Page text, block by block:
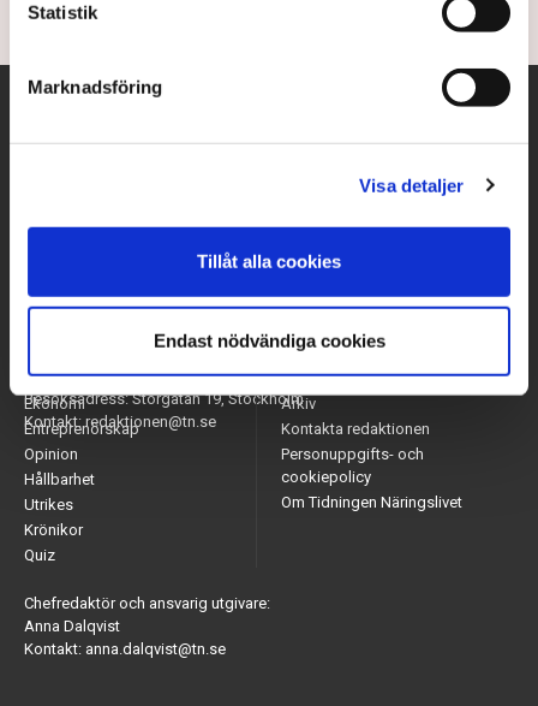
Statistik
Marknadsföring
Visa detaljer
Tillåt alla cookies
Endast nödvändiga cookies
Adress: Tidningen Näringslivet, 114 82 Stockholm
Besöksadress: Storgatan 19, Stockholm
Kontakt: redaktionen@tn.se
Näringsliv
Ekonomi
Entreprenörskap
Opinion
Hållbarhet
Utrikes
Krönikor
Quiz
Appar
Nyhetsbrev
Arkiv
Kontakta redaktionen
Personuppgifts- och
cookiepolicy
Om Tidningen Näringslivet
Chefredaktör och ansvarig utgivare:
Anna Dalqvist
Kontakt: anna.dalqvist@tn.se